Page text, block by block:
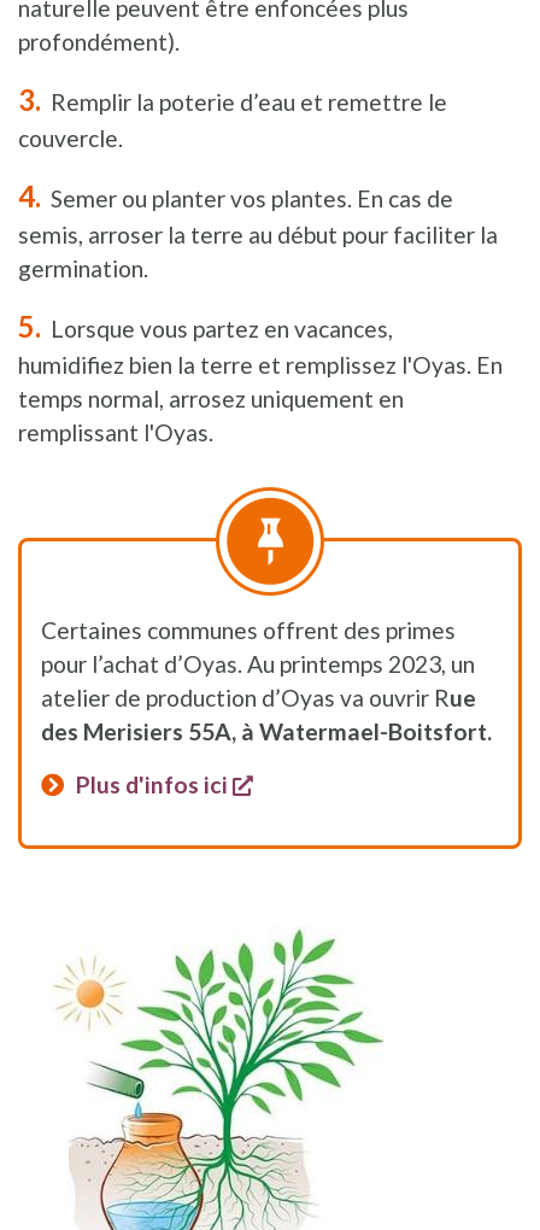
naturelle peuvent être enfoncées plus
profondément).
Remplir la poterie d’eau et remettre le
couvercle.
Semer ou planter vos plantes. En cas de
semis, arroser la terre au début pour faciliter la
germination.
Lorsque vous partez en vacances,
humidifiez bien la terre et remplissez l'Oyas. En
temps normal, arrosez uniquement en
remplissant l'Oyas.
Certaines communes offrent des primes
pour l’achat d’Oyas. Au printemps 2023, un
atelier de production d’Oyas va ouvrir Rue
des Merisiers 55A, à Watermael-Boitsfort.
Plus d'infos ici
s'ouvre dans une nouvelle